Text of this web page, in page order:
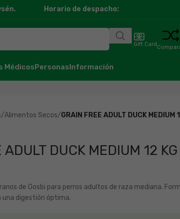
Horario de despacho: 11:00 h a 18:00 h
Gift Card
MédicosPersonasInformación
/Alimentos Secos/GRAIN FREE ADULT DUCK
ADULT DUCK MEDIUM 12
de Gosbi para perros adultos de raza mediana.
digestión óptima.